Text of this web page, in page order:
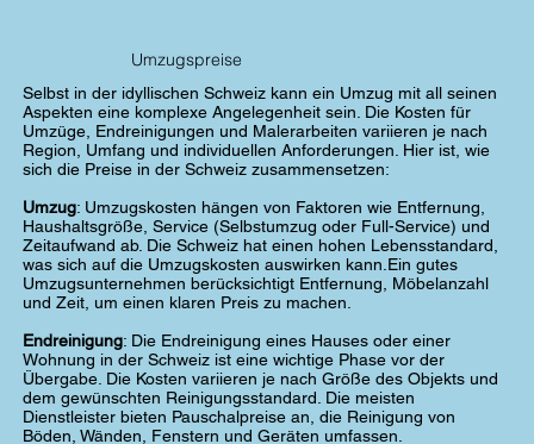
Selbst in der idyllischen Schweiz kann ein Umzug mit all seinen
Aspekten eine komplexe Angelegenheit sein. Die Kosten für
Umzüge, Endreinigungen und Malerarbeiten variieren je nach
Region, Umfang und individuellen Anforderungen. Hier ist, wie
sich die Preise in der Schweiz zusammensetzen:
Umzug: Umzugskosten hängen von Faktoren wie Entfernung,
Haushaltsgröße, Service (Selbstumzug oder Full-Service) und
Zeitaufwand ab. Die Schweiz hat einen hohen Lebensstandard,
was sich auf die Umzugskosten auswirken kann.Ein gutes
Umzugsunternehmen berücksichtigt Entfernung, Möbelanzahl
und Zeit, um einen klaren Preis zu machen.
Endreinigung: Die Endreinigung eines Hauses oder einer
Wohnung in der Schweiz ist eine wichtige Phase vor der
Übergabe. Die Kosten variieren je nach Größe des Objekts und
dem gewünschten Reinigungsstandard. Die meisten
Dienstleister bieten Pauschalpreise an, die Reinigung von
Böden, Wänden, Fenstern und Geräten umfassen.
Umzugspreise